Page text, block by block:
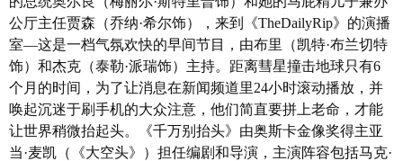
网络)
豆瓣评分 7.3/10 from 3179 users
IMDb评分 7.4/10 from 19000 users
文件格式 x264 + ACC
视频尺寸 1280 x 720
文件大小 2178 MB
片 长 144 Mins
公厅主任贾森（乔纳·希尔饰），来到《TheDailyRip》的演播
室—这是一档气氛欢快的早间节目，由布里（凯特·布兰切特
饰）和杰克（泰勒·派瑞饰）主持。距离彗星撞击地球只有6
个月的时间，为了让消息在新闻频道里24小时滚动播放，并
唤起沉迷于刷手机的大众注意，他们简直要拼上老命，才能
让世界稍微抬起头。《千万别抬头》由奥斯卡金像奖得主亚
当·麦凯（《大空头》）担任编剧和导演，主演阵容包括马克·